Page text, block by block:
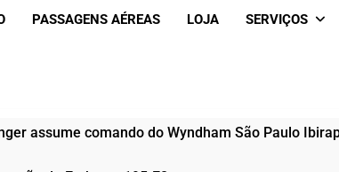
PASSAGENS AÉREAS LOJA SERVIÇOS
assume comando do Wyndham São Paulo